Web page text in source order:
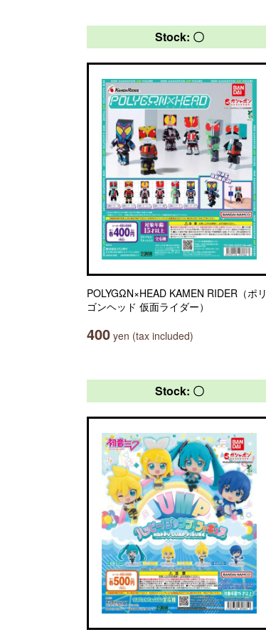
Stock: 〇
POLYGΩN×HEAD KAMEN RIDER（ポリ
ゴンヘッド 仮面ライダー）
400 yen (tax included)
Stock: 〇